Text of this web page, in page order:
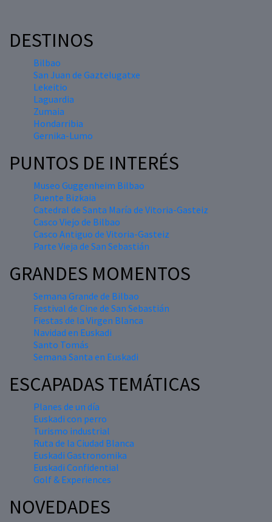
DESTINOS
Bilbao
San Juan de Gaztelugatxe
Lekeitio
Laguardia
Zumaia
Hondarribia
Gernika-Lumo
PUNTOS DE INTERÉS
Museo Guggenheim Bilbao
Puente Bizkaia
Catedral de Santa María de Vitoria-Gasteiz
Casco Viejo de Bilbao
Casco Antiguo de Vitoria-Gasteiz
Parte Vieja de San Sebastián
GRANDES MOMENTOS
Semana Grande de Bilbao
Festival de Cine de San Sebastián
Fiestas de la Virgen Blanca
Navidad en Euskadi
Santo Tomás
Semana Santa en Euskadi
ESCAPADAS TEMÁTICAS
Planes de un día
Euskadi con perro
Turismo industrial
Ruta de la Ciudad Blanca
Euskadi Gastronomika
Euskadi Confidential
Golf & Experiences
NOVEDADES